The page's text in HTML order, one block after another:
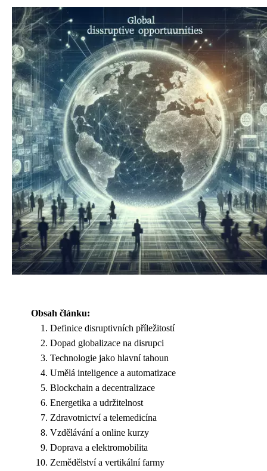
Obsah článku:
Definice disruptivních příležitostí
Dopad globalizace na disrupci
Technologie jako hlavní tahoun
Umělá inteligence a automatizace
Blockchain a decentralizace
Energetika a udržitelnost
Zdravotnictví a telemedicína
Vzdělávání a online kurzy
Doprava a elektromobilita
Zemědělství a vertikální farmy